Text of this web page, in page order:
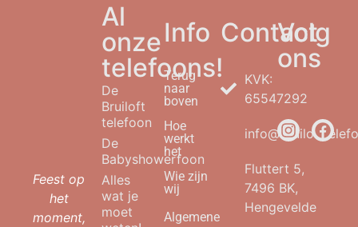
Feest op
het
moment,
Al
onze
telefoons!
De
Bruiloft
telefoon
De
Babyshowerfoon
Alles
wat je
moet
Info
Terug
naar
boven
Hoe
werkt
het
Wie zijn
wij
Algemene
Contact
KVK:
65547292
Fluttert 5,
7496 BK,
Hengevelde
Volg
ons